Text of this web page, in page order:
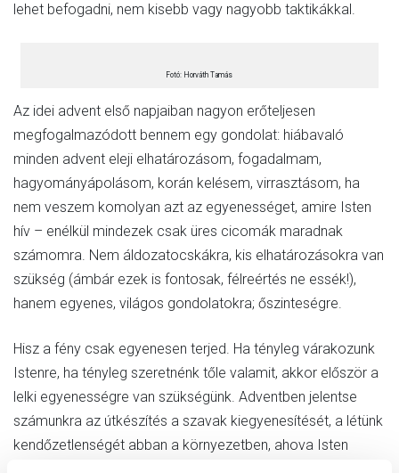
lehet befogadni, nem kisebb vagy nagyobb taktikákkal.
Fotó: Horváth Tamás
Az idei advent első napjaiban nagyon erőteljesen
megfogalmazódott bennem egy gondolat: hiábavaló
minden advent eleji elhatározásom, fogadalmam,
hagyományápolásom, korán kelésem, virrasztásom, ha
nem veszem komolyan azt az egyenességet, amire Isten
hív – enélkül mindezek csak üres cicomák maradnak
számomra. Nem áldozatocskákra, kis elhatározásokra van
szükség (ámbár ezek is fontosak, félreértés ne essék!),
hanem egyenes, világos gondolatokra; őszinteségre.
Hisz a fény csak egyenesen terjed. Ha tényleg várakozunk
Istenre, ha tényleg szeretnénk tőle valamit, akkor először a
lelki egyenességre van szükségünk. Adventben jelentse
számunkra az útkészítés a szavak kiegyenesítését, a létünk
kendőzetlenségét abban a környezetben, ahova Isten